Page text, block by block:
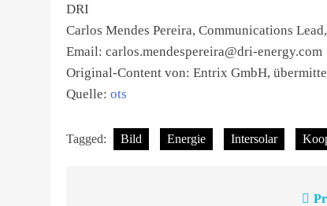
DRI
Carlos Mendes Pereira, Communications
Email: carlos.mendespereira@dri-energy.com
Original-Content von: Entrix GmbH,
Quelle: ots
Tagged: Bild Energie Intersolar